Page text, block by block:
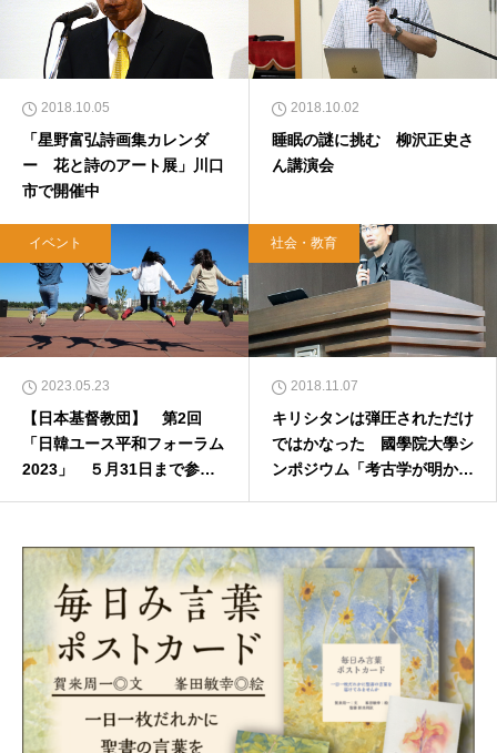
2018.10.05
「星野富弘詩画集カレンダ
ー 花と詩のアート展」川口
市で開催中
2018.10.02
睡眠の謎に挑む 柳沢正史さ
ん講演会
イベント
2023.05.23
【日本基督教団】 第2回
「日韓ユース平和フォーラム
2023」 ５月31日まで参加
社会・教育
2018.11.07
キリシタンは弾圧されただけ
ではかなった 國學院大學シ
ンポジウム「考古学が明かす